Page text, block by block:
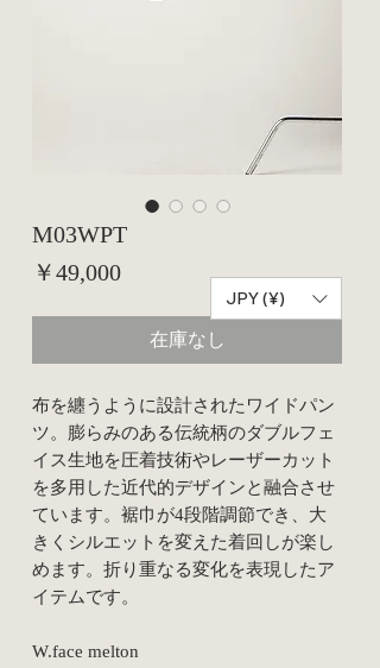
M03WPT
￥49,000価
在庫なし
布を纏うように設計されたワイドパン
ツ。膨らみのある伝統柄のダブルフェ
イス生地を圧着技術やレーザーカット
を多用した近代的デザインと融合させ
ています。裾巾が4段階調節でき、大
きくシルエットを変えた着回しが楽し
めます。折り重なる変化を表現したア
イテムです。
W.face melton
JPY (¥)